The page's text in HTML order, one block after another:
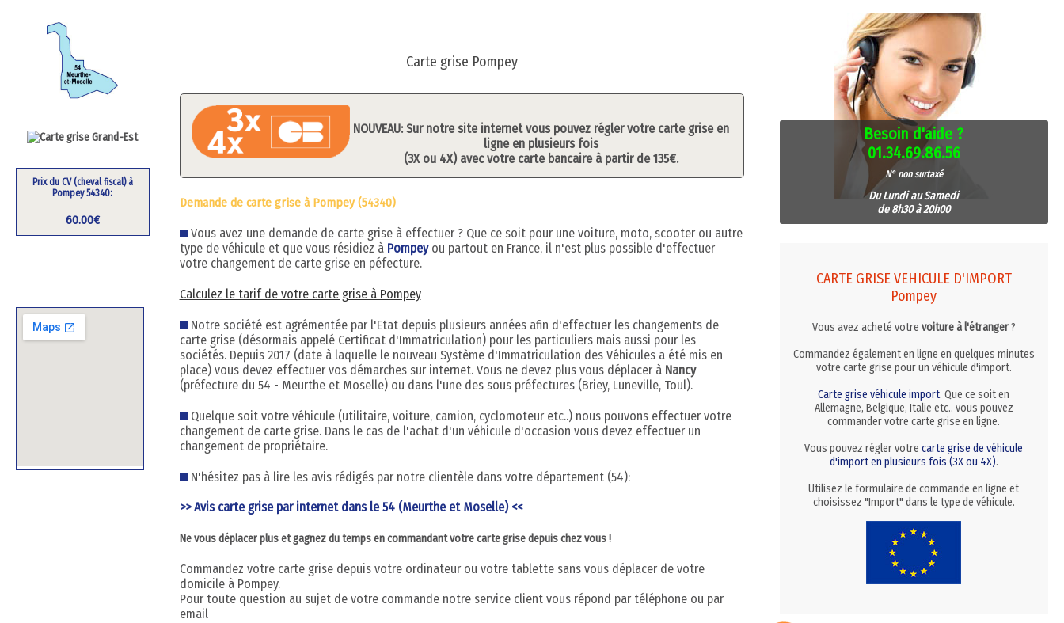
Prix du CV (cheval fiscal) à
Pompey 54340:
60.00€
Carte grise Pompey
NOUVEAU: Sur notre site internet vous pouvez régler votre carte grise en
ligne en plusieurs fois
(3X ou 4X) avec votre carte bancaire à partir de 135€.
Demande de carte grise à Pompey (54340)
Vous avez une demande de carte grise à effectuer ? Que ce soit pour une voiture, moto, scooter ou autre
type de véhicule et que vous résidiez à Pompey ou partout en France, il n'est plus possible d'effectuer
votre changement de carte grise en péfecture.
Calculez le tarif de votre carte grise à Pompey
Notre société est agrémentée par l'Etat depuis plusieurs années afin d'effectuer les changements de
carte grise (désormais appelé Certificat d'Immatriculation) pour les particuliers mais aussi pour les
sociétés. Depuis 2017 (date à laquelle le nouveau Système d'Immatriculation des Véhicules a été mis en
place) vous devez effectuer vos démarches sur internet. Vous ne devez plus vous déplacer à Nancy
(préfecture du 54 - Meurthe et Moselle) ou dans l'une des sous préfectures (Briey, Luneville, Toul).
Quelque soit votre véhicule (utilitaire, voiture, camion, cyclomoteur etc..) nous pouvons effectuer votre
changement de carte grise. Dans le cas de l'achat d'un véhicule d'occasion vous devez effectuer un
changement de propriétaire.
N'hésitez pas à lire les avis rédigés par notre clientèle dans votre département (54):
>> Avis carte grise par internet dans le 54 (Meurthe et Moselle) <<
Ne vous déplacer plus et gagnez du temps en commandant votre carte grise depuis chez vous !
Commandez votre carte grise depuis votre ordinateur ou votre tablette sans vous déplacer de votre
domicile à Pompey.
Pour toute question au sujet de votre commande notre service client vous répond par téléphone ou par
email
Besoin d'aide ?
01.34.69.86.56
N° non surtaxé
Du Lundi au Samedi
de 8h30 à 20h00
CARTE GRISE VEHICULE D'IMPORT
Pompey
Vous avez acheté votre voiture à l'étranger?
Commandez également en ligne en quelques minutes
votre carte grise pour un véhicule d'import.
Carte grise véhicule import. Que ce soit en
Allemagne, Belgique, Italie etc.. vous pouvez
commander votre carte grise en ligne.
Vous pouvez régler votrecarte grise de véhicule
d'import en plusieurs fois (3X ou 4X).
Utilisez le formulaire de commande en ligne et
choisissez "Import" dans le type de véhicule.